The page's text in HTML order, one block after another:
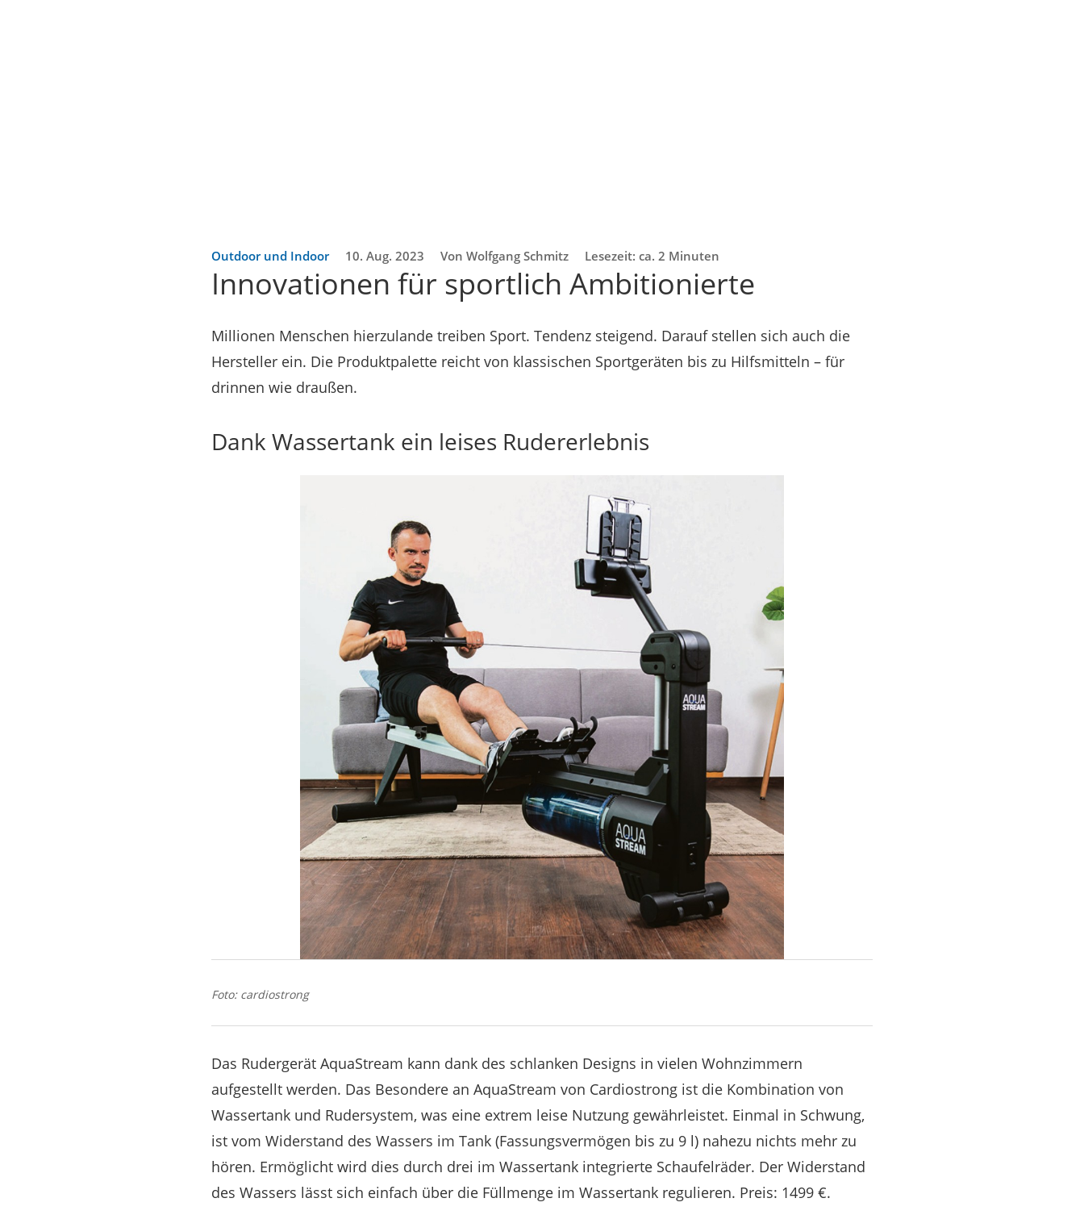
Outdoor und Indoor 10. Aug. 2023 Von Wolfgang Schmitz Lesezeit: ca. 2 Minuten
Innovationen für sportlich Ambitionierte
Millionen Menschen hierzulande treiben Sport. Tendenz steigend. Darauf stellen sich auch die
Hersteller ein. Die Produktpalette reicht von klassischen Sportgeräten bis zu Hilfsmitteln – für
drinnen wie draußen.
Dank Wassertank ein leises Rudererlebnis
Foto: cardiostrong
Das Rudergerät AquaStream kann dank des schlanken Designs in vielen Wohnzimmern
aufgestellt werden. Das Besondere an AquaStream von Cardiostrong ist die Kombination von
Wassertank und Rudersystem, was eine extrem leise Nutzung gewährleistet. Einmal in Schwung,
ist vom Widerstand des Wassers im Tank (Fassungsvermögen bis zu 9 l) nahezu nichts mehr zu
hören. Ermöglicht wird dies durch drei im Wassertank integrierte Schaufelräder. Der Widerstand
des Wassers lässt sich einfach über die Füllmenge im Wassertank regulieren. Preis: 1499 €.